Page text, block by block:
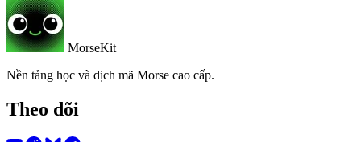
MorseKit
Nền tảng học và dịch mã Morse cao cấp.
Theo dõi